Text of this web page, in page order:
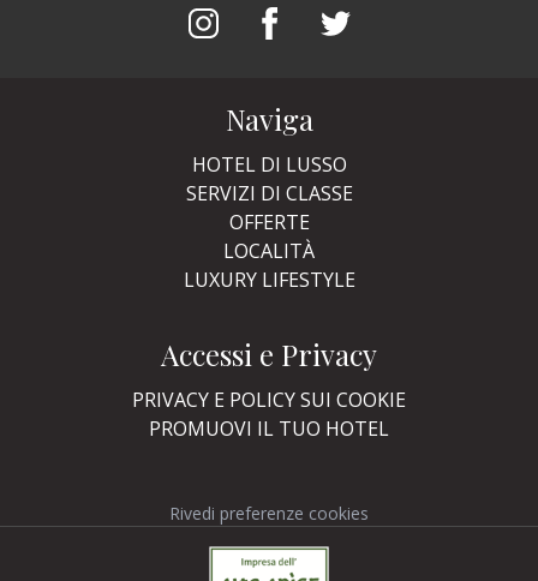
Naviga
HOTEL DI LUSSO
SERVIZI DI CLASSE
OFFERTE
LOCALITÀ
LUXURY LIFESTYLE
Accessi e Privacy
PRIVACY E POLICY SUI COOKIE
PROMUOVI IL TUO HOTEL
Rivedi preferenze cookies